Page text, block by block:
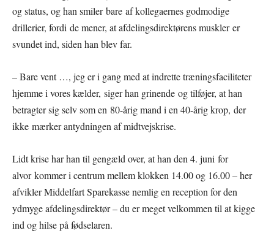
og status, og han smiler bare af kollegaernes godmodige
drillerier, fordi de mener, at afdelingsdirektørens muskler er
svundet ind, siden han blev far.
– Bare vent …, jeg er i gang med at indrette træningsfaciliteter
hjemme i vores kælder, siger han grinende og tilføjer, at han
betragter sig selv som en 80-årig mand i en 40-årig krop, der
ikke mærker antydningen af midtvejskrise.
Lidt krise har han til gengæld over, at han den 4. juni for
alvor kommer i centrum mellem klokken 14.00 og 16.00 – her
afvikler Middelfart Sparekasse nemlig en reception for den
ydmyge afdelingsdirektør – du er meget velkommen til at kigge
ind og hilse på fødselaren.